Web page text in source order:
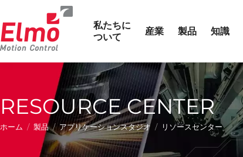
私たちに
ついて
産業 製品 知識
RESOURCE CENTER
現在の位置:
ホーム 製品 アプリケーションスタジオ リソースセンター